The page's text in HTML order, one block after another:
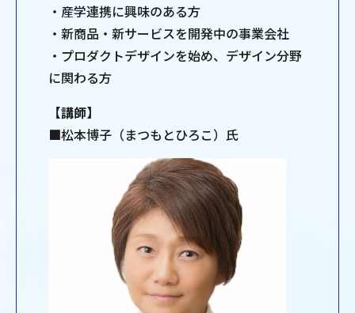
・産学連携に興味のある方
・新商品・新サービスを開発中の事業会社
・プロダクトデザインを始め、デザイン分野
に関わる方
【講師】
■松本博子（まつもとひろこ）氏